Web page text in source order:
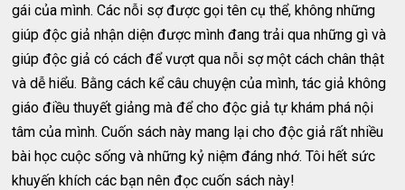
gái của mình. Các nỗi sợ được gọi tên cụ thể, không những
giúp độc giả nhận diện được mình đang trải qua những gì và
giúp độc giả có cách để vượt qua nỗi sợ một cách chân thật
và dễ hiểu. Bằng cách kể câu chuyện của mình, tác giả không
giáo điều thuyết giảng mà để cho độc giả tự khám phá nội
tâm của mình. Cuốn sách này mang lại cho độc giả rất nhiều
bài học cuộc sống và những kỷ niệm đáng nhớ. Tôi hết sức
khuyến khích các bạn nên đọc cuốn sách này!